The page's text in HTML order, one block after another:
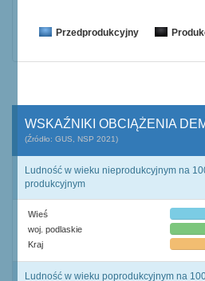
Przedprodukcyjny
WSKAŹNIKI OBCIĄŻENIA
(Źródło: GUS, NSP 2021)
Ludność w wieku nieprodukcyjnym na
produkcyjnym
Wieś
woj. podlaskie
Kraj
Ludność w wieku poprodukcyjnym na